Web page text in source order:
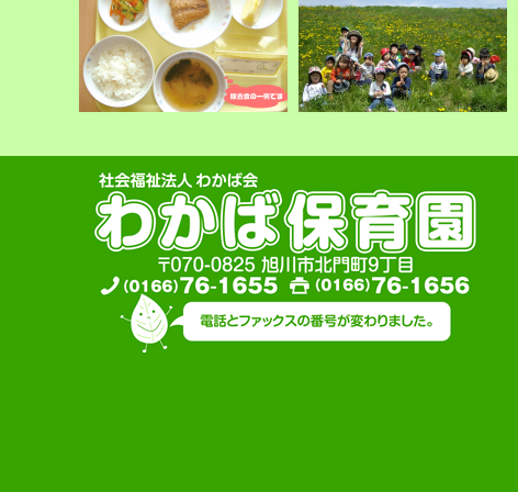
給食で大切にしていること わかば保育園のイベント